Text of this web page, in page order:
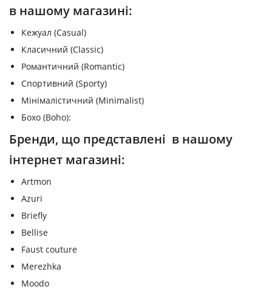
в нашому магазині:
Кежуал (Casual)
Класичний (Classic)
Романтичний (Romantic)
Спортивний (Sporty)
Мінімалістичний (Minimalist)
Бохо (Boho):
Бренди, що представлені в нашому
інтернет магазині:
Artmon
Azuri
Briefly
Bellise
Faust couture
Merezhka
Moodo